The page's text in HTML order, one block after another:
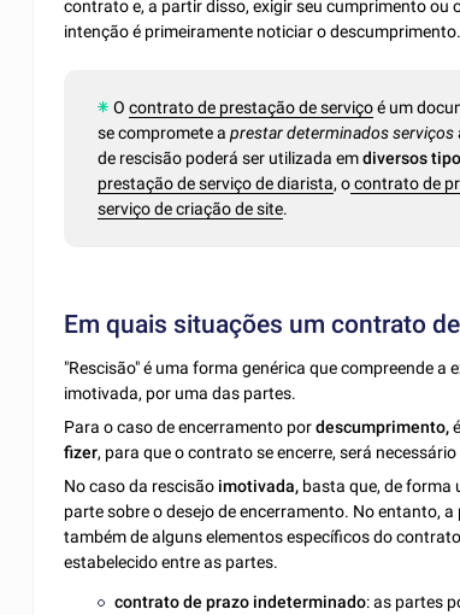
contrato e, a partir disso, exigir seu cumprimento
intenção é primeiramente noticiar o
Ocontrato de prestação de serviçoé um
se compromete aprestar determinados serviços
de rescisão poderá ser utilizada emdiversos
prestação de serviço de diarista, ocontrato de
serviço de criação de site.
Em quais situações um contrato
"Rescisão" é uma forma genérica que compreende
imotivada, por uma das partes.
Para o caso de encerramento pordescumprimento,
fizer, para que o contrato se encerre, será
No caso da rescisão imotivada, basta que, de forma
parte sobre o desejo de encerramento. No entanto,
também de alguns elementos específicos do
estabelecido entre as partes.
contrato de prazo indeterminado: as partes